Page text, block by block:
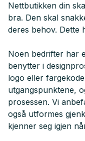
Nettbutikken din
bra. Den skal
deres behov. Dette
Noen bedrifter har
benytter i
logo eller
utgangspunktene,
prosessen. Vi
også utformes
kjenner seg igjen